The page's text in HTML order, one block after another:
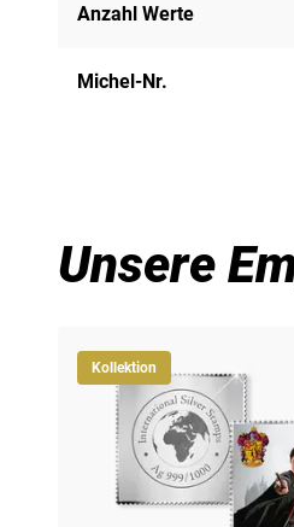
Anzahl Werte
Michel-Nr.
Unsere
Kollektion